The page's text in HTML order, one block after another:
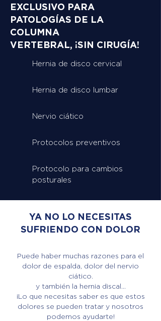
EXCLUSIVO PARA
PATOLOGÍAS DE LA
COLUMNA
VERTEBRAL, ¡SIN CIRUGÍA!
Hernia de disco cervical
Hernia de disco lumbar
Nervio ciático
Protocolos preventivos
Protocolo para cambios
posturales
YA NO LO NECESITAS
SUFRIENDO CON DOLOR
Puede haber muchas razones para el
dolor de espalda, dolor del nervio
ciático.
y también la hernia discal...
¡Lo que necesitas saber es que estos
dolores se pueden tratar y nosotros
podemos ayudarte!